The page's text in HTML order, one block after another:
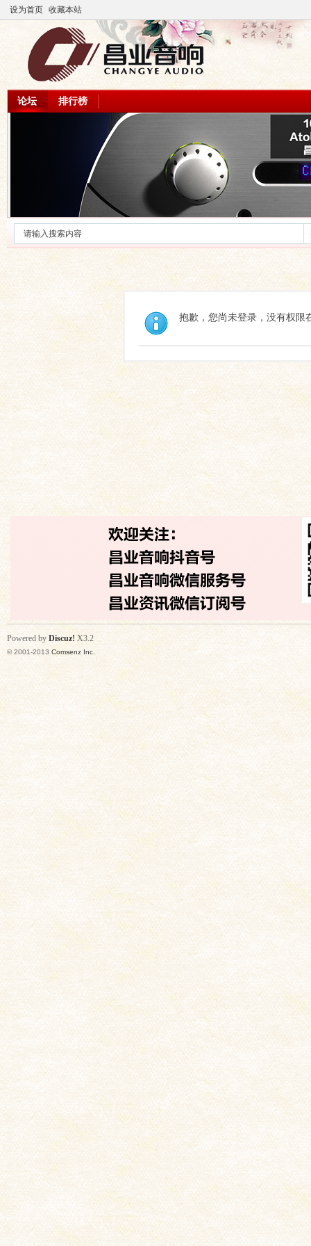
设为首页 收藏本站
论坛 排行榜
抱歉，您尚未登录，没有权限
Powered by Discuz! X3.2
© 2001-2013 Comsenz Inc.